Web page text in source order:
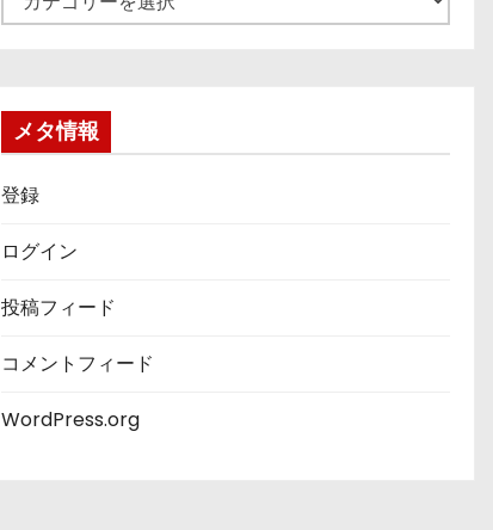
テ
メタ情報
登録
ログイン
投稿フィード
コメントフィード
WordPress.org